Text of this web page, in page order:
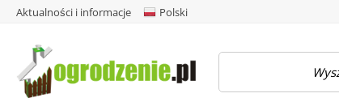
Aktualności i informacje Polski
menu